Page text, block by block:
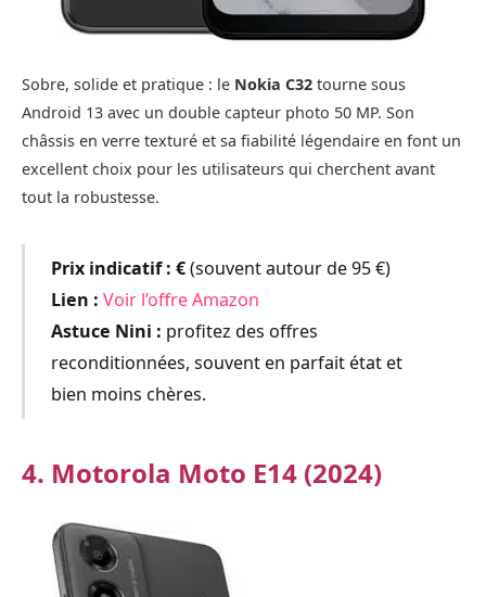
Sobre, solide et pratique : le Nokia C32 tourne sous
Android 13 avec un double capteur photo 50 MP. Son
châssis en verre texturé et sa fiabilité légendaire en font un
excellent choix pour les utilisateurs qui cherchent avant
tout la robustesse.
Prix indicatif : €(souvent autour de 95 €)
Lien : Voir l’offre Amazon
Astuce Nini : profitez des offres
reconditionnées, souvent en parfait état et
bien moins chères.
4. Motorola Moto E14 (2024)